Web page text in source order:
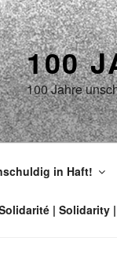
100
100 Jahre
in Haft!